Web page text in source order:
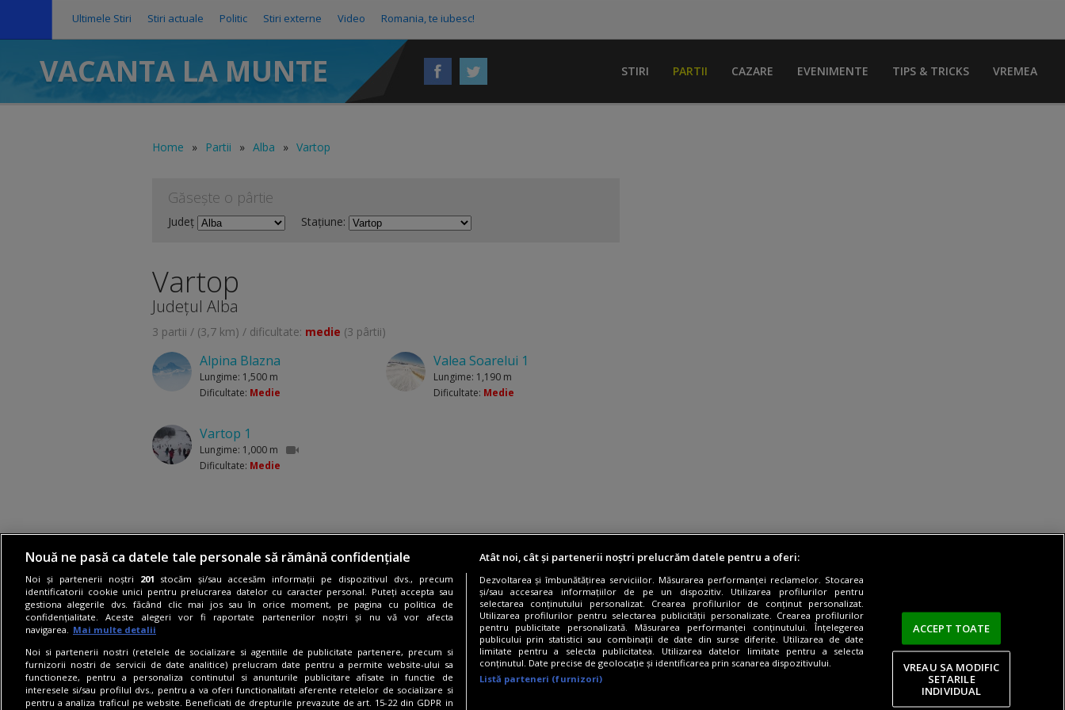
Ultimele Stiri Stiri actuale Politic Stiri externe Video Romania, te iubesc!
VACANTA LA MUNTE STIRI PARTII CAZARE EVENIMENTE TIPS & TRICKS VREMEA
Home » Partii » Alba » Vartop
Găsește o pârtie
Județ Stațiune:
Vartop
Județul Alba
3 partii / (3,7 km) / dificultate: medie (3 pârtii)
Alpina Blazna
Lungime: 1,500 m
Dificultate: Medie
Valea Soarelui 1
Lungime: 1,190 m
Dificultate: Medie
Vartop 1
Lungime: 1,000 m
Dificultate: Medie
Termeni si conditii Despre cookie-uri
© 2026 Stirileprotv.ro. Toate drepturile rezervate.
Nouă ne pasă ca datele tale personale să rămână confidențiale
Noi și partenerii noștri 201 stocăm și/sau accesăm informații pe dispozitivul dvs., precum
identificatorii cookie unici pentru prelucrarea datelor cu caracter personal. Puteți accepta sau
gestiona alegerile dvs. făcând clic mai jos sau în orice moment, pe pagina cu politica de
confidențialitate. Aceste alegeri vor fi raportate partenerilor noștri și nu vă vor afecta
navigarea. Mai multe detalii
Noi si partenerii nostri (retelele de socializare si agentiile de publicitate partenere, precum si
furnizorii nostri de servicii de date analitice) prelucram date pentru a permite website-ului sa
functioneze, pentru a personaliza continutul si anunturile publicitare afisate in functie de
interesele si/sau profilul dvs., pentru a va oferi functionalitati aferente retelelor de socializare si
pentru a analiza traficul pe website. Beneficiati de drepturile prevazute de art. 15-22 din GDPR in
Atât noi, cât și partenerii noștri prelucrăm datele pentru a oferi:
Dezvoltarea și îmbunătățirea serviciilor. Măsurarea performanței reclamelor. Stocarea
și/sau accesarea informațiilor de pe un dispozitiv. Utilizarea profilurilor pentru
selectarea conținutului personalizat. Crearea profilurilor de conținut personalizat.
Utilizarea profilurilor pentru selectarea publicității personalizate. Crearea profilurilor
pentru publicitate personalizată. Măsurarea performanței conținutului. Înțelegerea
publicului prin statistici sau combinații de date din surse diferite. Utilizarea de date
limitate pentru a selecta publicitatea. Utilizarea datelor limitate pentru a selecta
conținutul. Date precise de geolocație și identificarea prin scanarea dispozitivului.
Listă parteneri (furnizori)
ACCEPT TOATE
VREAU SA MODIFIC
SETARILE
INDIVIDUAL